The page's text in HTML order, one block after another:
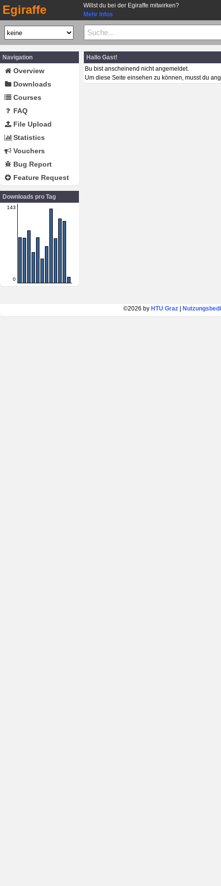
Egiraffe
Willst du bei der Egiraffe mitwirken?
Mehr Infos
Navigation
Overview
Downloads
Courses
FAQ
File Upload
Statistics
Vouchers
Bug Report
Feature Request
Downloads pro Tag
143
0
Hallo Gast!
Bu bist anscheinend nicht angemeldet.
Um diese Seite einsehen zu können, musst du
©2026 by HTU Graz|